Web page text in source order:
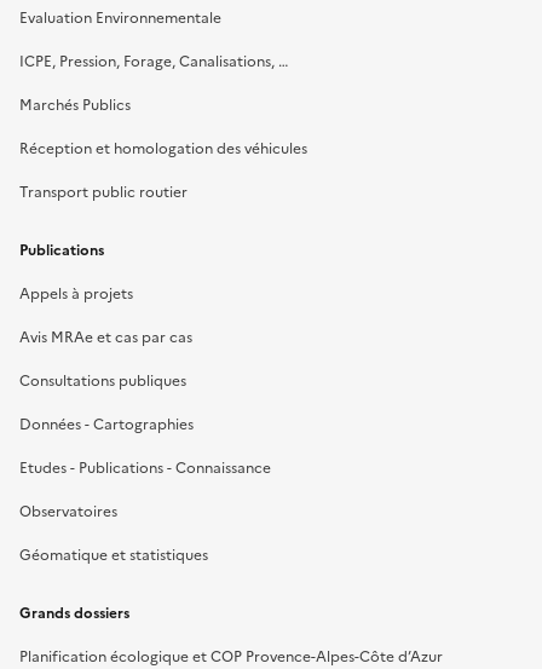
Evaluation Environnementale
ICPE, Pression, Forage, Canalisations, …
Marchés Publics
Réception et homologation des véhicules
Transport public routier
Publications
Appels à projets
Avis MRAe et cas par cas
Consultations publiques
Données - Cartographies
Etudes - Publications - Connaissance
Observatoires
Géomatique et statistiques
Grands dossiers
Planification écologique et COP Provence-Alpes-Côte d’Azur